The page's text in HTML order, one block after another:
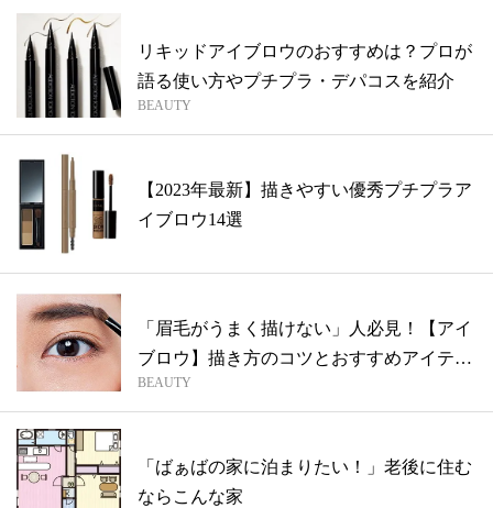
リキッドアイブロウのおすすめは？プロが
語る使い方やプチプラ・デパコスを紹介
BEAUTY
【2023年最新】描きやすい優秀プチプラア
イブロウ14選
「眉毛がうまく描けない」人必見！【アイ
ブロウ】描き方のコツとおすすめアイテム
（ま...
BEAUTY
「ばぁばの家に泊まりたい！」老後に住む
ならこんな家